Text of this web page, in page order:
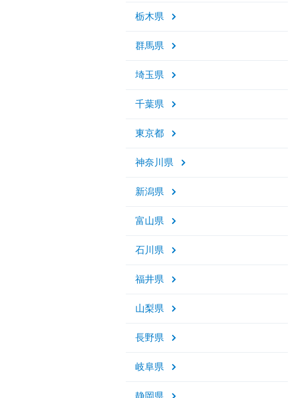
栃木県
群馬県
埼玉県
千葉県
東京都
神奈川県
新潟県
富山県
石川県
福井県
山梨県
長野県
岐阜県
静岡県